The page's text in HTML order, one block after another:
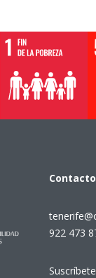
Contacto
922 473